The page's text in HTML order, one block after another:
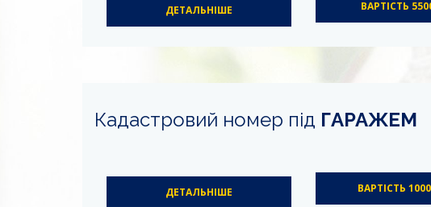
ДЕТАЛЬНІШЕ ВАРТІСТЬ
Кадастровий номер під ГАРАЖЕМ
ДЕТАЛЬНІШЕ ВАРТІСТЬ